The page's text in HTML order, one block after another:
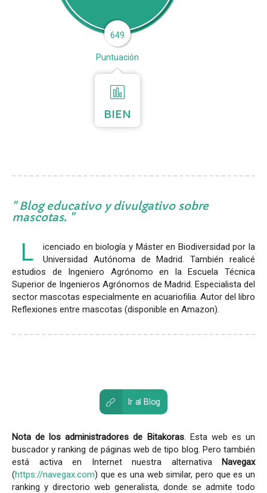
649
Puntuación
BIEN
Blog educativo y divulgativo sobre
mascotas.
L
icenciado en biología y Máster en Biodiversidad por la
Universidad Autónoma de Madrid. También realicé
estudios de Ingeniero Agrónomo en la Escuela Técnica
Superior de Ingenieros Agrónomos de Madrid. Especialista del
sector mascotas especialmente en acuariofilia. Autor del libro
Reflexiones entre mascotas (disponible en Amazon).
Ir al Blog
Nota de los administradores de Bitakoras. Esta web es un
buscador y ranking de páginas web de tipo blog. Pero también
está activa en Internet nuestra alternativa Navegax
(https://navegax.com) que es una web similar, pero que es un
ranking y directorio web generalista, donde se admite todo